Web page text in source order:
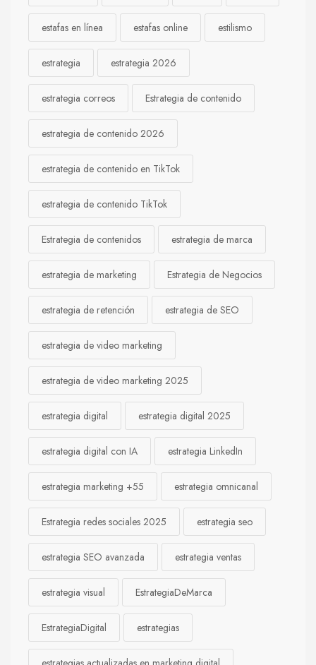
estafas en línea estafas online estilismo
estrategia estrategia 2026
estrategia correos Estrategia de contenido
estrategia de contenido 2026
estrategia de contenido en TikTok
estrategia de contenido TikTok
Estrategia de contenidos estrategia de marca
estrategia de marketing Estrategia de Negocios
estrategia de retención estrategia de SEO
estrategia de video marketing
estrategia de video marketing 2025
estrategia digital estrategia digital 2025
estrategia digital con IA estrategia LinkedIn
estrategia marketing +55 estrategia omnicanal
Estrategia redes sociales 2025 estrategia seo
estrategia SEO avanzada estrategia ventas
estrategia visual EstrategiaDeMarca
EstrategiaDigital estrategias